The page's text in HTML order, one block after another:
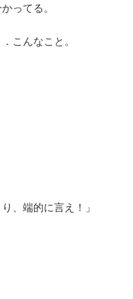
ってる。
こんなこと。
、端的に言え！」